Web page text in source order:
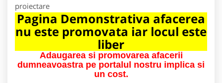
proiectare
Pagina Demonstrativa afacerea
nu este promovata iar locul este
liber
Adaugarea si promovarea afacerii
dumneavoastra pe portalul nostru implica si
un cost.